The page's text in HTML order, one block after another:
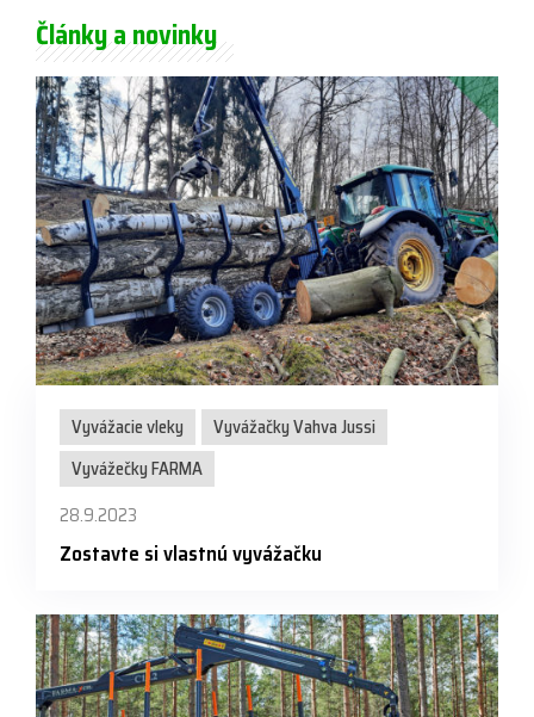
Články a novinky
Vyvážacie vleky
Vyvážačky Vahva Jussi
Vyvážečky FARMA
28.9.2023
Zostavte si vlastnú vyvážačku